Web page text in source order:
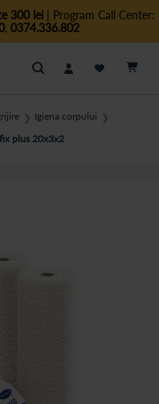
300 lei| Program Call Center:
, 0374.336.802
Cautare
❯ Igiena corpului ❯
plus 20x3x2